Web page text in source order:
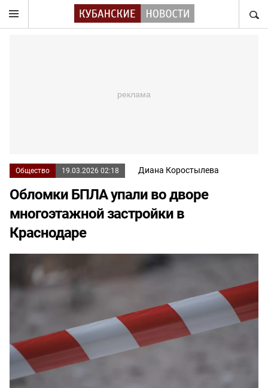
Общество 19.03.2026 02:18 Диана Коростылева
Обломки БПЛА упали во дворе
многоэтажной застройки в
Краснодаре